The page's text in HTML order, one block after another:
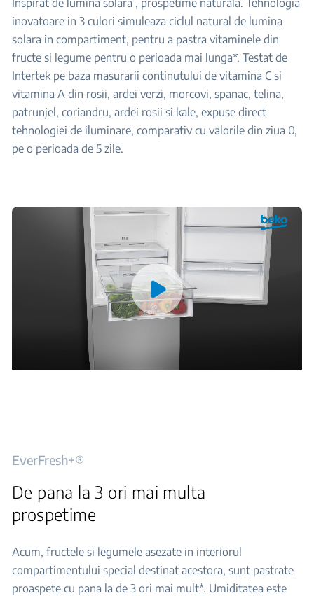
Inspirat de lumina solara , prospetime naturala. Tehnologia
inovatoare in 3 culori simuleaza ciclul natural de lumina
solara in compartiment, pentru a pastra vitaminele din
fructe si legume pentru o perioada mai lunga*. Testat de
Intertek pe baza masurarii continutului de vitamina C si
vitamina A din rosii, ardei verzi, morcovi, spanac, telina,
patrunjel, coriandru, ardei rosii si kale, expuse direct
tehnologiei de iluminare, comparativ cu valorile din ziua 0,
pe o perioada de 5 zile.
EverFresh+®
De pana la 3 ori mai multa
prospetime
Acum, fructele si legumele asezate in interiorul
compartimentului special destinat acestora, sunt pastrate
proaspete cu pana la de 3 ori mai mult*. Umiditatea este